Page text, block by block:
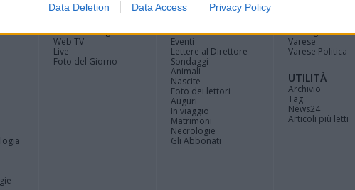
Data Deletion Data Access Privacy Policy
Gallerie Fotografiche
Web TV
Live
Foto del Giorno
Home
Eventi
Lettere al Direttore
Sondaggi
Animali
Nascite
Foto dei lettori
Auguri
In viaggio
Matrimoni
Necrologie
Gli Abbonati
La blogosfera di
Varese
Varese Politica
UTILITÀ
Archivio
Tag
News24
Articoli più letti